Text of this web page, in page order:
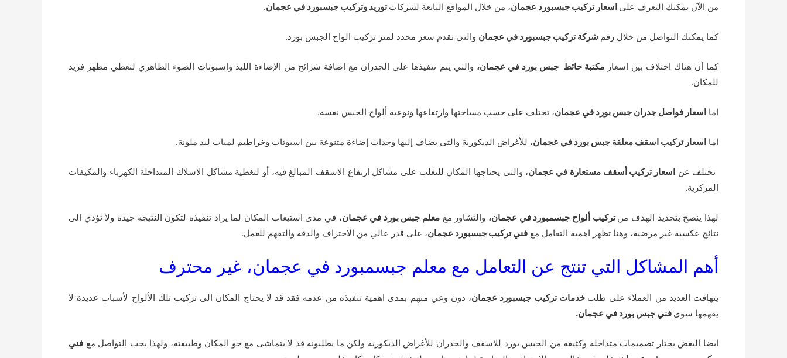
من الآن يمكنك التعرف على اسعار تركيب جبسبورد عجمان، من خلال المواقع التابعة لشركاتتوريد وتركيب جبسبورد في عجمان.
كما يمكنك التواصل من خلال رقم شركة تركيب جبسبورد في عجمان والتي تقدم سعر محدد لمتر تركيب الواح الجبس بورد.
كما أن هناك اختلاف بين اسعارمكتبة حائط جبس بورد في عجمان، والتي يتم تنفيذها على الجدران مع اضافة شرائح من الإضاءة الليد واسبوتات الضوء الظاهري لتعطي مظهر فريد
للمكان.
اما اسعار فواصل جدران جبس بورد في عجمان، تختلف على حسب مساحتها وارتفاعها ونوعية ألواح الجبس نفسه.
اما اسعار تركيب اسقف معلقة جبس بورد في عجمان، للأغراض الديكورية والتي يضاف إليها وحدات إضاءة متنوعة بين اسبوتات وخراطيم لمبات ليد ملونة.
تختلف عن اسعار تركيب أسقف مستعارة في عجمان، والتي يحتاجها المكان للتغلب على مشاكل ارتفاع الاسقف المبالغ فيه، أو لتغطية مشاكل الاسلاك المتداخلة الكهرباء والمكيفات
المركزية.
لهذا ينصح بتحديد الهدف منتركيب ألواح جبسمبورد في عجمان، والتشاور مع معلم جبس بورد في عجمان، في مدى استيعاب المكان لما يراد تنفيذه لتكون النتيجة جيدة ولا تؤدي الى
نتائج عكسية غير مرضية، وهنا تظهر اهمية التعامل مع فني تركيب جبسبورد عجمان، على قدر عالي من الاحتراف والدقة والتفهم للعمل.
أهم المشاكل التي تنتج عن التعامل مع معلم جبسمبورد في عجمان، غير محترف
يتهافت العديد من العملاء على طلب خدمات تركيب جبسبورد عجمان، دون وعي منهم بمدى اهمية تنفيذه من عدمه فقد قد لا يحتاج المكان الى تركيب تلك الألواح لأسباب عديدة لا
يفهمها سوى فني جبس بورد في عجمان.
ايضا البعض يختار تصميمات متداخلة وكثيفة من الجبس بورد للاسقف والجدران للأغراض الديكورية ولكن ما يطلبونه قد لا يتماشى مع جو المكان وطبيعته، ولهذا يجب التواصل مع فني